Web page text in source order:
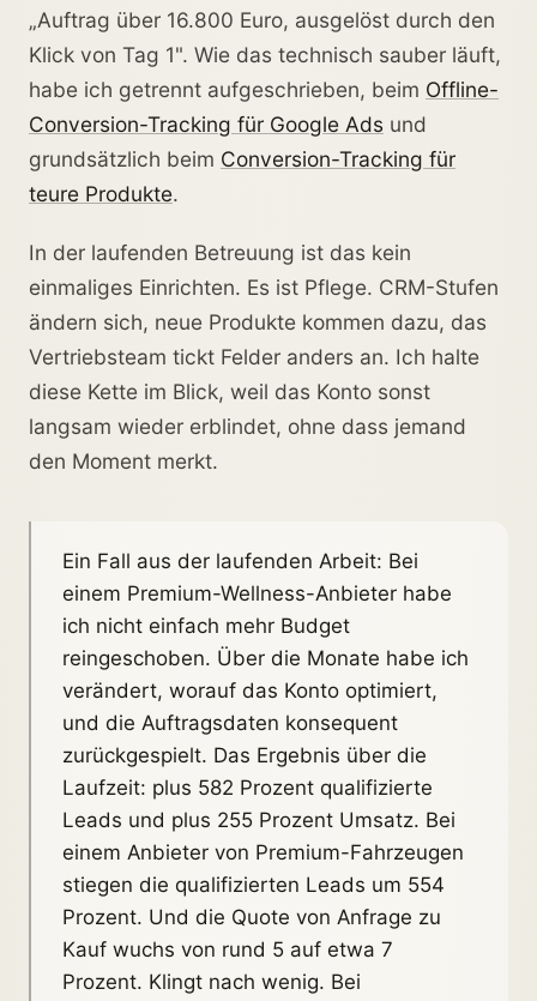
„Auftrag über 16.800 Euro, ausgelöst durch den
Klick von Tag 1". Wie das technisch sauber läuft,
habe ich getrennt aufgeschrieben, beim Offline-
Conversion-Tracking für Google Ads und
grundsätzlich beim Conversion-Tracking für
teure Produkte.
In der laufenden Betreuung ist das kein
einmaliges Einrichten. Es ist Pflege. CRM-Stufen
ändern sich, neue Produkte kommen dazu, das
Vertriebsteam tickt Felder anders an. Ich halte
diese Kette im Blick, weil das Konto sonst
langsam wieder erblindet, ohne dass jemand
den Moment merkt.
Ein Fall aus der laufenden Arbeit: Bei
einem Premium-Wellness-Anbieter habe
ich nicht einfach mehr Budget
reingeschoben. Über die Monate habe ich
verändert, worauf das Konto optimiert,
und die Auftragsdaten konsequent
zurückgespielt. Das Ergebnis über die
Laufzeit: plus 582 Prozent qualifizierte
Leads und plus 255 Prozent Umsatz. Bei
einem Anbieter von Premium-Fahrzeugen
stiegen die qualifizierten Leads um 554
Prozent. Und die Quote von Anfrage zu
Kauf wuchs von rund 5 auf etwa 7
Prozent. Klingt nach wenig. Bei